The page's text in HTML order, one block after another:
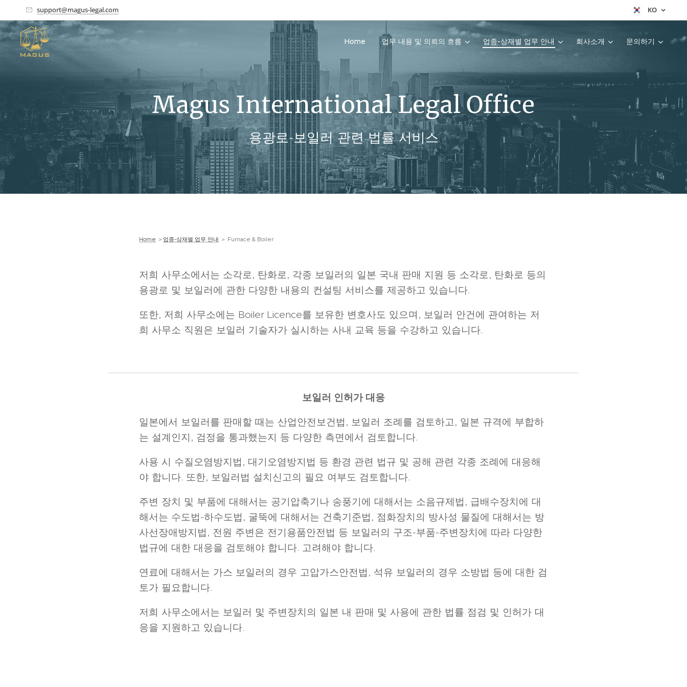
support@magus-legal.com KO
Home 업무 내용 및 의뢰의 흐름 업종-상재별 업무 안내 회사소개 문의하기
Magus International Legal Office
용광로-보일러 관련 법률 서비스
Home ＞ 업종-상재별 업무 안내 ＞ Furnace & Boiler
저희 사무소에서는 소각로, 탄화로, 각종 보일러의 일본 국내 판매 지원 등 소각로, 탄화로 등의
용광로 및 보일러에 관한 다양한 내용의 컨설팅 서비스를 제공하고 있습니다.
또한, 저희 사무소에는 Boiler Licence를 보유한 변호사도 있으며, 보일러 안건에 관여하는 저
희 사무소 직원은 보일러 기술자가 실시하는 사내 교육 등을 수강하고 있습니다.
보일러 인허가 대응
일본에서 보일러를 판매할 때는 산업안전보건법, 보일러 조례를 검토하고, 일본 규격에 부합하
는 설계인지, 검정을 통과했는지 등 다양한 측면에서 검토합니다.
사용 시 수질오염방지법, 대기오염방지법 등 환경 관련 법규 및 공해 관련 각종 조례에 대응해
야 합니다. 또한, 보일러법 설치신고의 필요 여부도 검토합니다.
주변 장치 및 부품에 대해서는 공기압축기나 송풍기에 대해서는 소음규제법, 급배수장치에 대
해서는 수도법-하수도법, 굴뚝에 대해서는 건축기준법, 점화장치의 방사성 물질에 대해서는 방
사선장애방지법, 전원 주변은 전기용품안전법 등 보일러의 구조-부품-주변장치에 따라 다양한
법규에 대한 대응을 검토해야 합니다. 고려해야 합니다.
연료에 대해서는 가스 보일러의 경우 고압가스안전법, 석유 보일러의 경우 소방법 등에 대한 검
토가 필요합니다.
저희 사무소에서는 보일러 및 주변장치의 일본 내 판매 및 사용에 관한 법률 점검 및 인허가 대
응을 지원하고 있습니다.